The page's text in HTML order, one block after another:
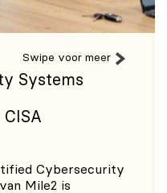
Swipe voor meer
Systems
Cybersecurity
Mile2 is